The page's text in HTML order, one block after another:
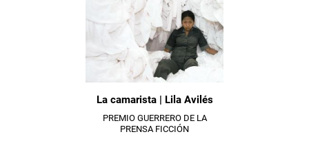
La camarista | Lila Avilés
PREMIO GUERRERO DE LA
PRENSA FICCIÓN